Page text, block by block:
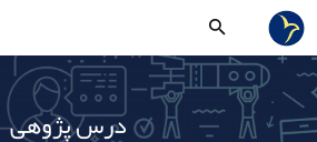
درس پژوهی